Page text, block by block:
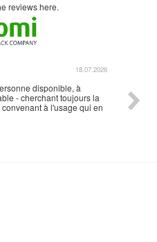
reviews here.
18.07.2026
disponible, à
- cherchant toujours la
à l'usage qui en